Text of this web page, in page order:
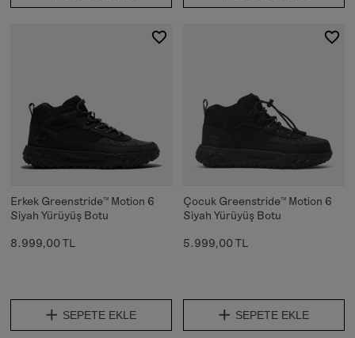
Erkek Greenstride™ Motion 6
Siyah Yürüyüş Botu
8.999,00 TL
SEPETE EKLE
Çocuk Greenstride™ Motion 6
Siyah Yürüyüş Botu
5.999,00 TL
SEPETE EKLE